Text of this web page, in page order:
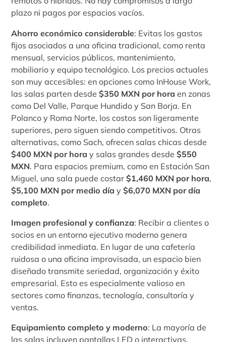
plazo ni pagos por espacios vacíos.
Ahorro económico considerable: Evitas los gastos
fijos asociados a una oficina tradicional, como renta
mensual, servicios públicos, mantenimiento,
mobiliario y equipo tecnológico. Los precios actuales
son muy accesibles: en opciones como InHouse Work,
las salas parten desde$350 MXN por hora en zonas
como Del Valle, Parque Hundido y San Borja. En
Polanco y Roma Norte, los costos son ligeramente
superiores, pero siguen siendo competitivos. Otras
alternativas, como Sach, ofrecen salas chicas desde
$400 MXN por hora y salas grandes desde$550
MXN. Para espacios premium, como en Estación San
Miguel, una sala puede costar$1,460 MXN por hora,
$5,100 MXN por medio día y$6,070 MXN por día
completo.
Imagen profesional y confianza: Recibir a clientes o
socios en un entorno ejecutivo moderno genera
credibilidad inmediata. En lugar de una cafetería
ruidosa o una oficina improvisada, un espacio bien
diseñado transmite seriedad, organización y éxito
empresarial. Esto es especialmente valioso en
sectores como finanzas, tecnología, consultoría y
ventas.
Equipamiento completo y moderno: La mayoría de
las salas incluyen pantallas LED o interactivas,